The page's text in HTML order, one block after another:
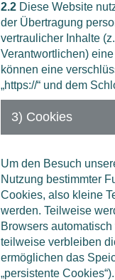
2.2 Diese Website
der Übertragung
vertraulicher Inhalte
Verantwortlichen)
können eine
„https://“ und dem
3) Cookies
Um den Besuch
Nutzung bestimmter
Cookies, also kleine
werden. Teilweise
Browsers
teilweise verbleiben
ermöglichen das
„persistente